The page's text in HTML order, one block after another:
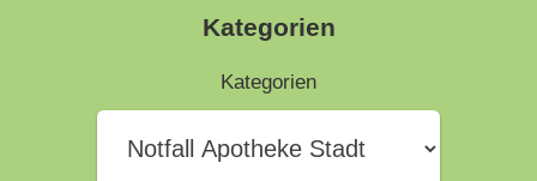
Kategorien
Kategorien